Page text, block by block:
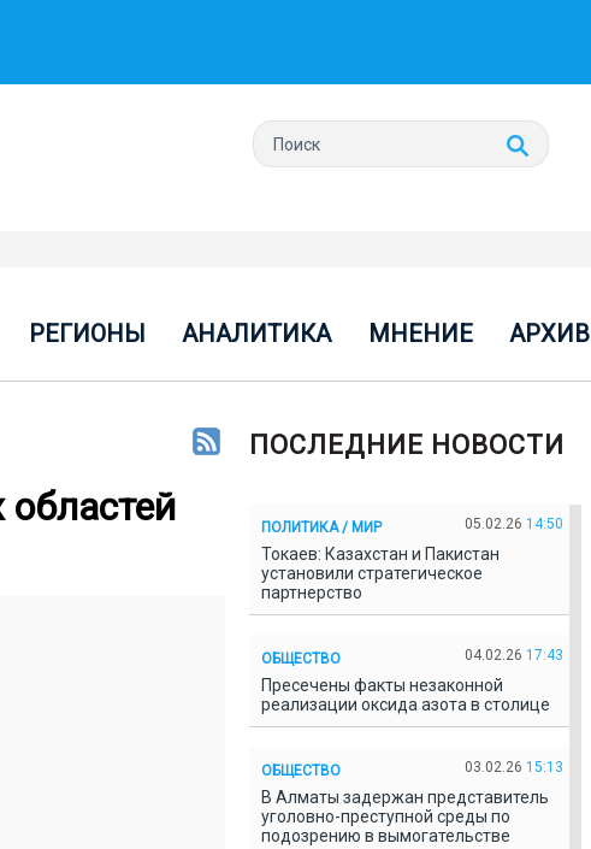
РЕГИОНЫ АНАЛИТИКА МНЕНИЕ АРХИВ
ПОСЛЕДНИЕ НОВОСТИ
ПОЛИТИКА / МИР 05.02.26 14:50
Токаев: Казахстан и Пакистан
установили стратегическое
партнерство
ОБЩЕСТВО 04.02.26 17:43
Пресечены факты незаконной
реализации оксида азота в столице
ОБЩЕСТВО 03.02.26 15:13
В Алматы задержан представитель
уголовно-преступной среды по
подозрению в вымогательстве